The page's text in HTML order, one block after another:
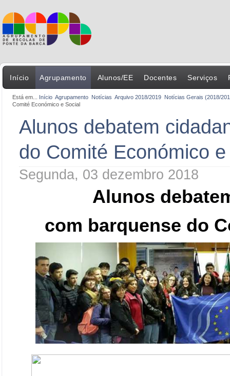
Início Agrupamento Alunos/EE Docentes Serviços
Está em... Início Agrupamento Notícias Arquivo 2018/2019 Notícias Gerais (2018/
Comité Económico e Social
Alunos debatem
do Comité Económico
Segunda, 03 dezembro 2018
Alunos
com barquense do